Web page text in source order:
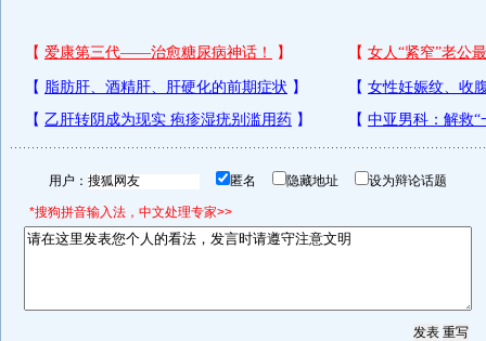
用户： 匿名 隐藏地址 设为辩论话题
*搜狗拼音输入法，中文处理专家>>